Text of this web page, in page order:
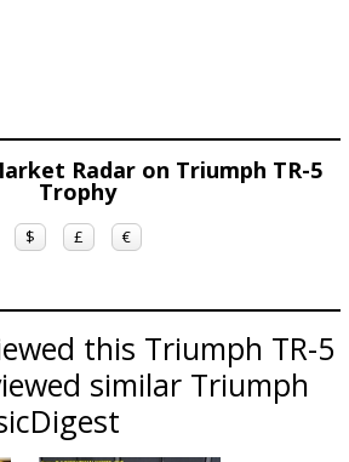
Radar on Triumph TR-5
Trophy
$ £ €
this Triumph TR-5
similar Triumph